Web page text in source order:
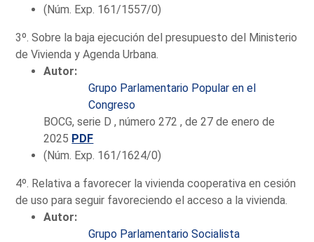
(Núm. Exp. 161/1557/0)
3º. Sobre la baja ejecución del presupuesto del Ministerio
de Vivienda y Agenda Urbana.
Autor:
Grupo Parlamentario Popular en el
Congreso
BOCG, serie D , número 272 , de 27 de enero de
2025 PDF
(Núm. Exp. 161/1624/0)
4º. Relativa a favorecer la vivienda cooperativa en cesión
de uso para seguir favoreciendo el acceso a la vivienda.
Autor:
Grupo Parlamentario Socialista